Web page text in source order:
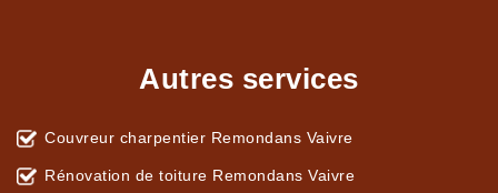
Autres services
Couvreur charpentier Remondans Vaivre
Rénovation de toiture Remondans Vaivre